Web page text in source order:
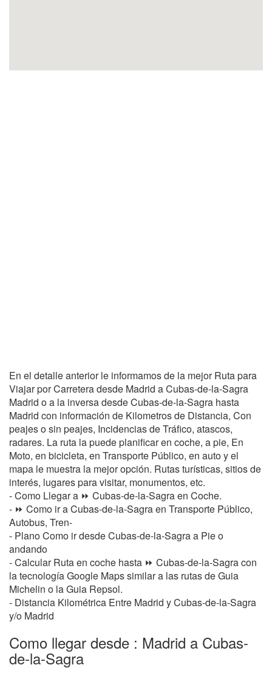
En el detalle anterior le informamos de la mejor Ruta para
Viajar por Carretera desde Madrid a Cubas-de-la-Sagra
Madrid o a la inversa desde Cubas-de-la-Sagra hasta
Madrid con información de Kilometros de Distancia, Con
peajes o sin peajes, Incidencias de Tráfico, atascos,
radares. La ruta la puede planificar en coche, a pie, En
Moto, en bicicleta, en Transporte Público, en auto y el
mapa le muestra la mejor opción. Rutas turísticas, sitios de
interés, lugares para visitar, monumentos, etc.
- Como Llegar a ⏩ Cubas-de-la-Sagra en Coche.
- ⏩ Como ir a Cubas-de-la-Sagra en Transporte Público,
Autobus, Tren-
- Plano Como ir desde Cubas-de-la-Sagra a Pie o
andando
- Calcular Ruta en coche hasta ⏩ Cubas-de-la-Sagra con
la tecnología Google Maps similar a las rutas de Guia
Michelin o la Guia Repsol.
- Distancia Kilométrica Entre Madrid y Cubas-de-la-Sagra
y/o Madrid
Como llegar desde : Madrid a Cubas-
de-la-Sagra